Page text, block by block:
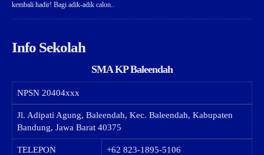
kembali hadir! Bagi adik-adik calon..
Info Sekolah
SMA KP Baleendah
NPSN 20404xxx
Jl. Adipati Agung, Baleendah, Kec. Baleendah, Kabupaten
Bandung, Jawa Barat 40375
TELEPON +62 823-1895-5106